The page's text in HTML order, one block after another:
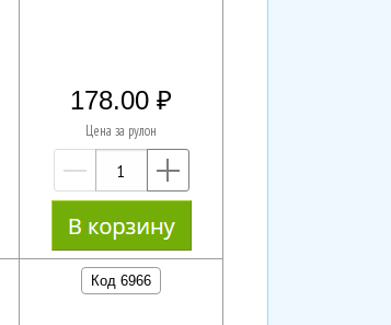
178.00
Цена за рулон
—
Код 6966